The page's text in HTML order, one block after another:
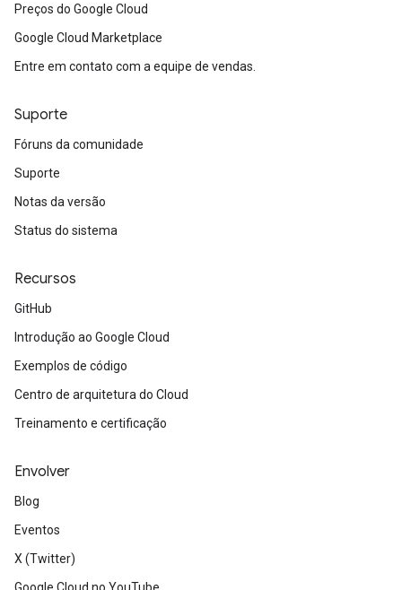
Preços do Google Cloud
Google Cloud Marketplace
Entre em contato com a equipe de vendas.
Suporte
Fóruns da comunidade
Suporte
Notas da versão
Status do sistema
Recursos
GitHub
Introdução ao Google Cloud
Exemplos de código
Centro de arquitetura do Cloud
Treinamento e certificação
Envolver
Blog
Eventos
X (Twitter)